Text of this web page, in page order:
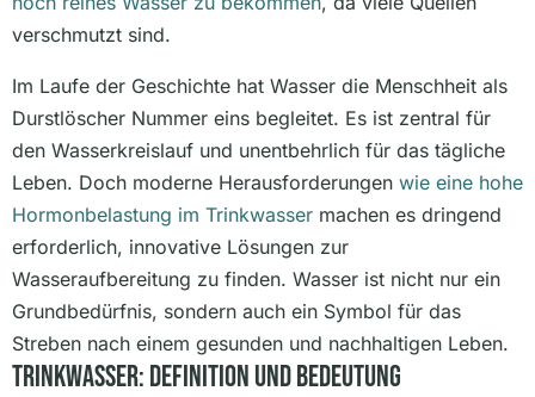
verschmutzt sind.
Im Laufe der Geschichte hat Wasser die Menschheit als
Durstlöscher Nummer eins begleitet. Es ist zentral für
den Wasserkreislauf und unentbehrlich für das tägliche
Leben. Doch moderne Herausforderungen wie eine hohe
Hormonbelastung im Trinkwasser machen es dringend
erforderlich, innovative Lösungen zur
Wasseraufbereitung zu finden. Wasser ist nicht nur ein
Grundbedürfnis, sondern auch ein Symbol für das
Streben nach einem gesunden und nachhaltigen Leben.
Trinkwasser: Definition Und Bedeutung